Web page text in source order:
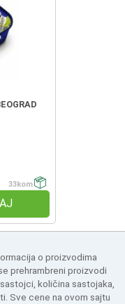
33kom
o proizvodima
prehrambreni proizvodi
količina sastojaka,
Sve cene na ovom sajtu